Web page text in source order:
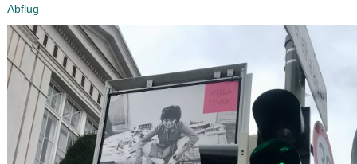
Abflug